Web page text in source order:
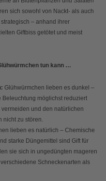
sich sowohl von Nackt- als auch
– anhand ihrer
Giftbiss getötet und meist
tun kann …
Glühwürmchen lieben es dunkel –
möglichst reduziert
und den natürlichen
nicht zu stören.
lieben es natürlich – Chemische
starke Düngemittel sind Gift für
sie sich in ungedüngten mageren
Schneckenarten als